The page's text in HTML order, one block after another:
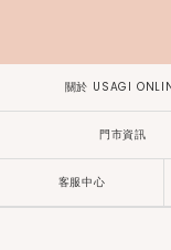
關於 USAGI
門市資訊
客服中心